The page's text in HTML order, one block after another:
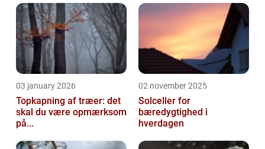
03 january 2026
Topkapning af træer: det
skal du være opmærksom
på...
02 november 2025
Solceller for
bæredygtighed i
hverdagen